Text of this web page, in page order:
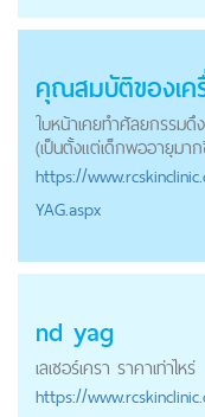
คุณสมบัติของเค
ใบหน้าเคยทำศัลยกรรม
(เป็นตั้งแต่เด็กพออายุมา
https://
YAG.aspx
nd yag
เลเซอร์เครา ราคาเท่าไหร่
https://